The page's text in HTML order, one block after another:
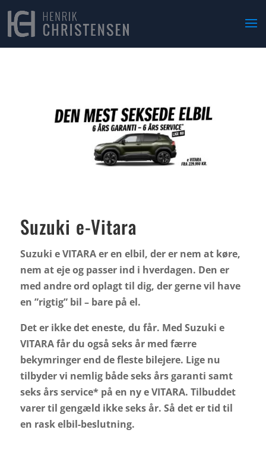
Suzuki e-Vitara
Suzuki e VITARA er en elbil, der er nem at køre,
nem at eje og passer ind i hverdagen. Den er
med andre ord oplagt til dig, der gerne vil have
en ”rigtig” bil – bare på el.
Det er ikke det eneste, du får. Med Suzuki e
VITARA får du også seks år med færre
bekymringer end de fleste bilejere. Lige nu
tilbyder vi nemlig både seks års garanti samt
seks års service* på en ny e VITARA. Tilbuddet
varer til gengæld ikke seks år. Så det er tid til
en rask elbil-beslutning.